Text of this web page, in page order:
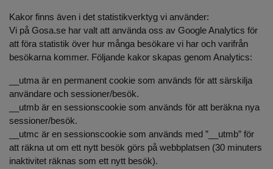
Kakor finns även i det statistikverktyg vi använder:
Vi på Gosa.se har valt att använda oss av Google Analytics för
att föra statistik över hur många besökare vi har och varifrån
besökarna kommer. Följande kakor skapas genom Analytics:
__utma är en permanent cookie som används för att särskilja
användare och sessioner/besök.
__utmb är en sessionscookie som används för att beräkna nya
sessioner/besök.
__utmc är en sessionscookie som används med ”__utmb” för
att räkna ut om ett nytt besök görs på webbplatsen (30 minuters
inaktivitet räknas som ett nytt besök).